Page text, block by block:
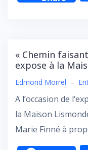
« Chemin
expose à la
Edmond Morrel –
A l’occasion de
la Maison
Marie Finné à